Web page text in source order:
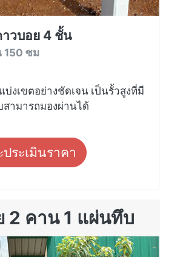
วบอย 4 ชั้น
150 ซม
บ่งเขตอย่างชัดเจน เป็นรั้วสูงที่มี
ามารถมองผ่านได้
ระเมินราคา
2 คาน 1 แผ่นทึบ